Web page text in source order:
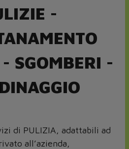
-
SGOMBERI -
di PULIZIA, adattabili ad
all’azienda,